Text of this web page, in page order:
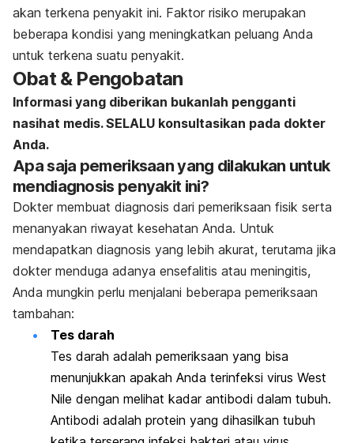
akan terkena penyakit ini. Faktor risiko merupakan
beberapa kondisi yang meningkatkan peluang Anda
untuk terkena suatu penyakit.
Obat & Pengobatan
Informasi yang diberikan bukanlah pengganti
nasihat medis. SELALU konsultasikan pada dokter
Anda.
Apa saja pemeriksaan yang dilakukan untuk
mendiagnosis penyakit ini?
Dokter membuat diagnosis dari pemeriksaan fisik serta
menanyakan riwayat kesehatan Anda. Untuk
mendapatkan diagnosis yang lebih akurat, terutama jika
dokter menduga adanya ensefalitis atau meningitis,
Anda mungkin perlu menjalani beberapa pemeriksaan
tambahan:
Tes darah
Tes darah adalah pemeriksaan yang bisa
menunjukkan apakah Anda terinfeksi virus West
Nile dengan melihat kadar antibodi dalam tubuh.
Antibodi adalah protein yang dihasilkan tubuh